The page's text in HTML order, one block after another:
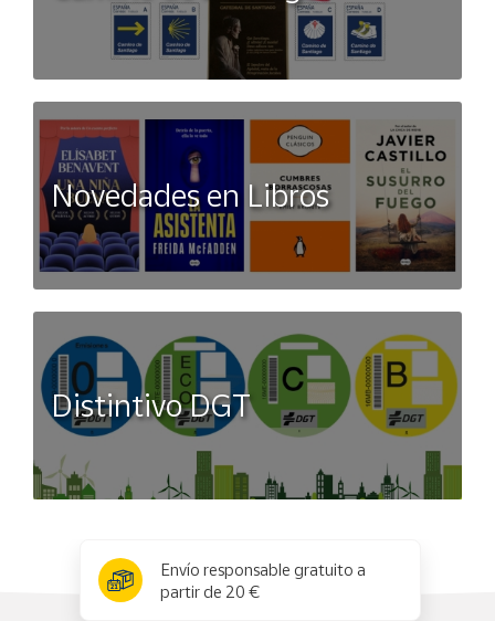
¡Más Advertencias de Seguridad!
- Retirar los enganches o plásticos antes de dar el Juguete
- Mantener alejado del fuego o fuente de calor.
- La bolsa no es un juguete, mantener fuera del alcance de
los niños.
- Este producto requiere la supervisión por parte de un
adulto.
- Este producto cumple las normas de seguridad de la
Comunidad Europea.
Importante leer la etiqueta y las instrucciones, antes de dar
al niño/a
Novedades en Libros
Distintivo DGT
Envío responsable gratuito a
partir de 20 €